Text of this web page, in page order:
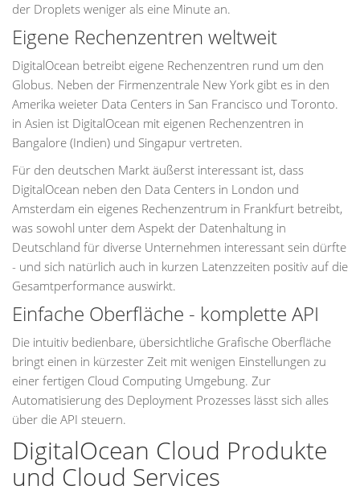
der Droplets weniger als eine Minute an.
Eigene Rechenzentren weltweit
DigitalOcean betreibt eigene Rechenzentren rund um den
Globus. Neben der Firmenzentrale New York gibt es in den
Amerika weieter Data Centers in San Francisco und Toronto.
in Asien ist DigitalOcean mit eigenen Rechenzentren in
Bangalore (Indien) und Singapur vertreten.
Für den deutschen Markt äußerst interessant ist, dass
DigitalOcean neben den Data Centers in London und
Amsterdam ein eigenes Rechenzentrum in Frankfurt betreibt,
was sowohl unter dem Aspekt der Datenhaltung in
Deutschland für diverse Unternehmen interessant sein dürfte
- und sich natürlich auch in kurzen Latenzzeiten positiv auf die
Gesamtperformance auswirkt.
Einfache Oberfläche - komplette API
Die intuitiv bedienbare, übersichtliche Grafische Oberfläche
bringt einen in kürzester Zeit mit wenigen Einstellungen zu
einer fertigen Cloud Computing Umgebung. Zur
Automatisierung des Deployment Prozesses lässt sich alles
über die API steuern.
DigitalOcean Cloud Produkte
und Cloud Services